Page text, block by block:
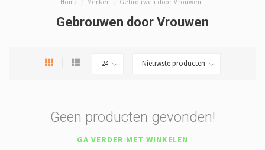
Home Merken Gebrouwen door Vrouwen
Gebrouwen door Vrouwen
Geen producten gevonden!
GA VERDER MET WINKELEN